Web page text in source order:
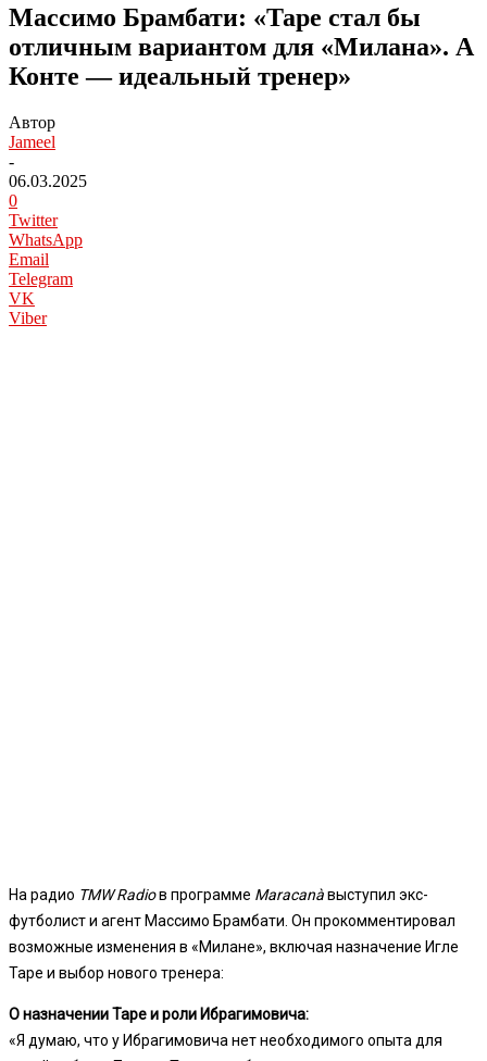
Массимо Брамбати: «Таре стал бы
отличным вариантом для «Милана». А
Конте — идеальный тренер»
Автор
Jameel
-
06.03.2025
0
Twitter
WhatsApp
Email
Telegram
VK
Viber
На радио TMW Radioв программе Maracanàвыступил экс-
футболист и агент Массимо Брамбати. Он прокомментировал
возможные изменения в «Милане», включая назначение Игле
Таре и выбор нового тренера:
О назначении Таре и роли Ибрагимовича:
«Я думаю, что у Ибрагимовича нет необходимого опыта для